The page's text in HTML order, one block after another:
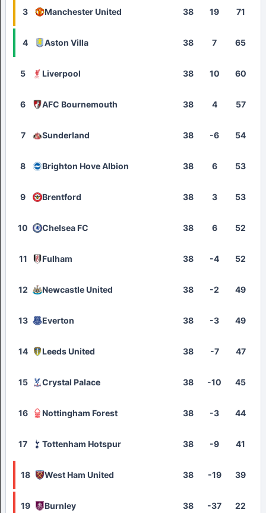
3 Manchester United 38 19 71
4 Aston Villa 38 7 65
5 Liverpool 38 10 60
6 AFC Bournemouth 38 4 57
7 Sunderland 38 -6 54
8 Brighton Hove Albion 38 6 53
9 Brentford 38 3 53
10 Chelsea FC 38 6 52
11 Fulham 38 -4 52
12 Newcastle United 38 -2 49
13 Everton 38 -3 49
14 Leeds United 38 -7 47
15 Crystal Palace 38 -10 45
16 Nottingham Forest 38 -3 44
17 Tottenham Hotspur 38 -9 41
18 West Ham United 38 -19 39
19 Burnley 38 -37 22